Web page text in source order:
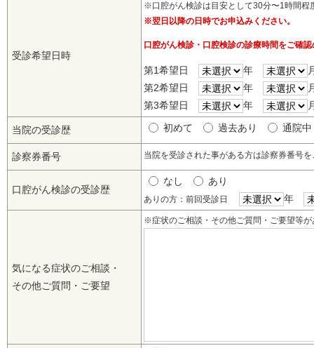
受診希望日時
※口腔がん検診は目安として30分〜1時間程
※翌日以降の日時でお申込みください。
口腔がん検診・口腔検診の診療時間をご確
第1希望日 年
第2希望日
年
第3希望日
年
当院の受診歴 初めて 過去あり 通院中
診察券番号 当院を受診された事がある方は診察券番号
口腔がん検診の受診歴
なし あり
ありの方：前回受診日 年
気になる症状のご相談・
その他ご質問・ご要望
※症状のご相談・その他ご質問・ご要望等